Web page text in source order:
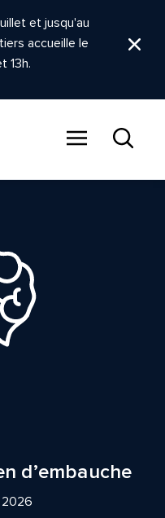
et jusqu'au
accueille le
13h.
d’embauche